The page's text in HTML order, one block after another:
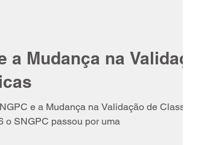
a Mudança na Validação
e a Mudança na Validação de Classes
o SNGPC passou por uma